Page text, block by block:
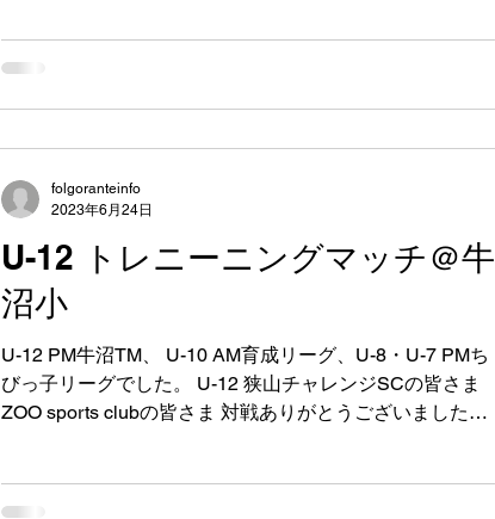
U-12 トレニーニングマッチ＠牛
沼小
U-12 PM牛沼TM、 U-10 AM育成リーグ、U-8・U-7 PMち
びっ子リーグでした。 U-12 狭山チャレンジSCの皆さま
ZOO sports clubの皆さま 対戦ありがとうございました。
folgoranteinfo
2023年6月24日